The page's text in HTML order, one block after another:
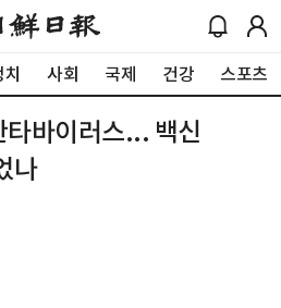
치 사회 국제 건강 스포츠
타바이러스... 백신
나